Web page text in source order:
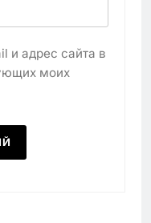
и адрес сайта в
моих